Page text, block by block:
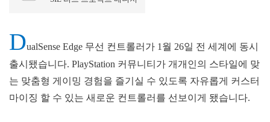
DualSense Edge 무선 컨트롤러가 1월 26일 전 세계에 동시
출시됐습니다. PlayStation 커뮤니티가 개개인의 스타일에 맞
는 맞춤형 게이밍 경험을 즐기실 수 있도록 자유롭게 커스터
마이징 할 수 있는 새로운 컨트롤러를 선보이게 됐습니다.